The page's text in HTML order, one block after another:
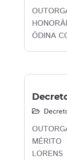
ÓDINA
MÉRITO
LORENS